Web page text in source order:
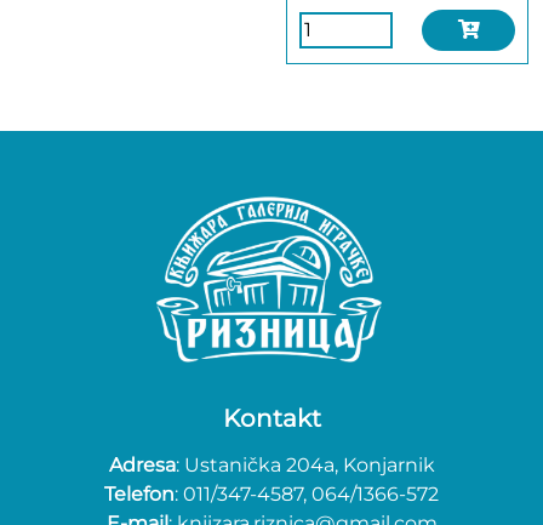
Kontakt
Adresa: Ustanička 204a, Konjarnik
Telefon: 011/347-4587, 064/1366-572